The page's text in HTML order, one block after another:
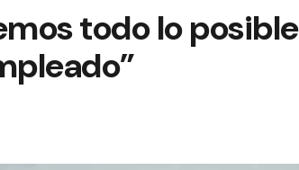
todo lo